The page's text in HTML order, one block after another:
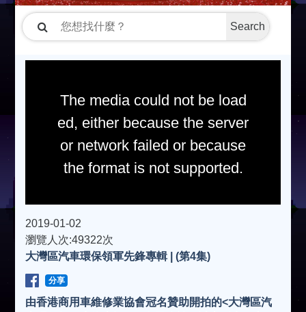
Search
The media could not be load
ed, either because the server
or network failed or because
the format is not supported.
2019-01-02
瀏覽人次:49322次
大灣區汽車環保領軍先鋒專輯 | (第4集)
分享
由香港商用車維修業協會冠名贊助開拍的<大灣區汽